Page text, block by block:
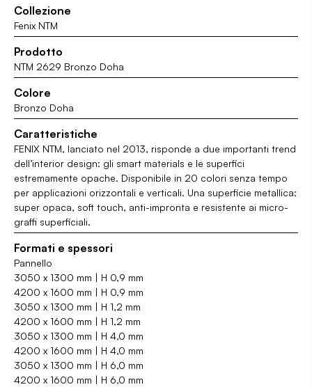
Collezione
Fenix NTM
Prodotto
NTM 2629 Bronzo Doha
Colore
Bronzo Doha
Caratteristiche
FENIX NTM, lanciato nel 2013, risponde a due importanti trend
dell’interior design: gli smart materials e le superfici
estremamente opache. Disponibile in 20 colori senza tempo
per applicazioni orizzontali e verticali. Una superficie metallica:
super opaca, soft touch, anti-impronta e resistente ai micro-
graffi superficiali.
Formati e spessori
Pannello
3050 x 1300 mm | H 0,9 mm
4200 x 1600 mm | H 0,9 mm
3050 x 1300 mm | H 1,2 mm
4200 x 1600 mm | H 1,2 mm
3050 x 1300 mm | H 4,0 mm
4200 x 1600 mm | H 4,0 mm
3050 x 1300 mm | H 6,0 mm
4200 x 1600 mm | H 6,0 mm